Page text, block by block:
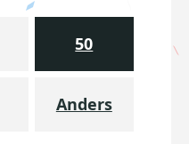
50
Anders